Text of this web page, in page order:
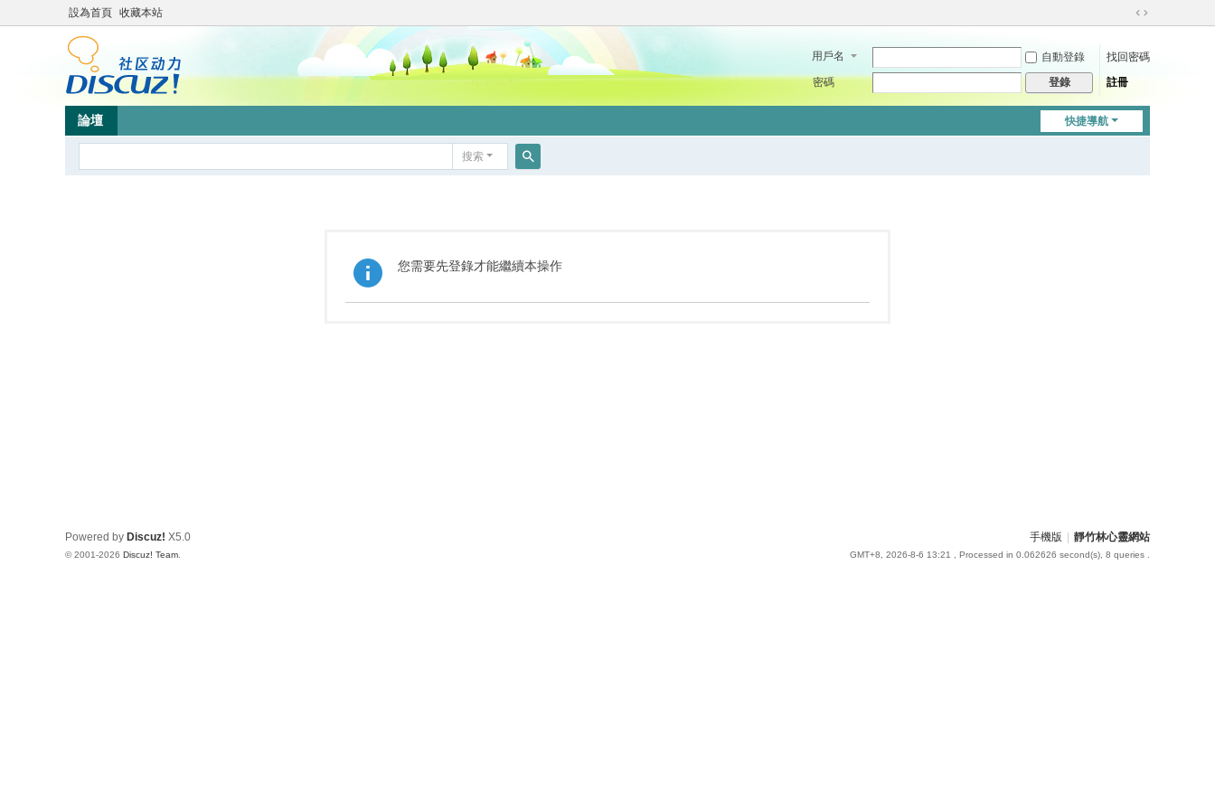
設為首頁 收藏本站
切
到
用戶名 自動登錄
找回密碼
密碼
登錄 註冊
快捷導航
論壇
搜索
您需要先登錄才能繼續本操作
手機版 靜竹林心靈網站
GMT+8, 2026-8-6 13:21 , Processed in 0.062626 second(s), 8 queries .
Powered by Discuz! X5.0
© 2001-2026 Discuz! Team